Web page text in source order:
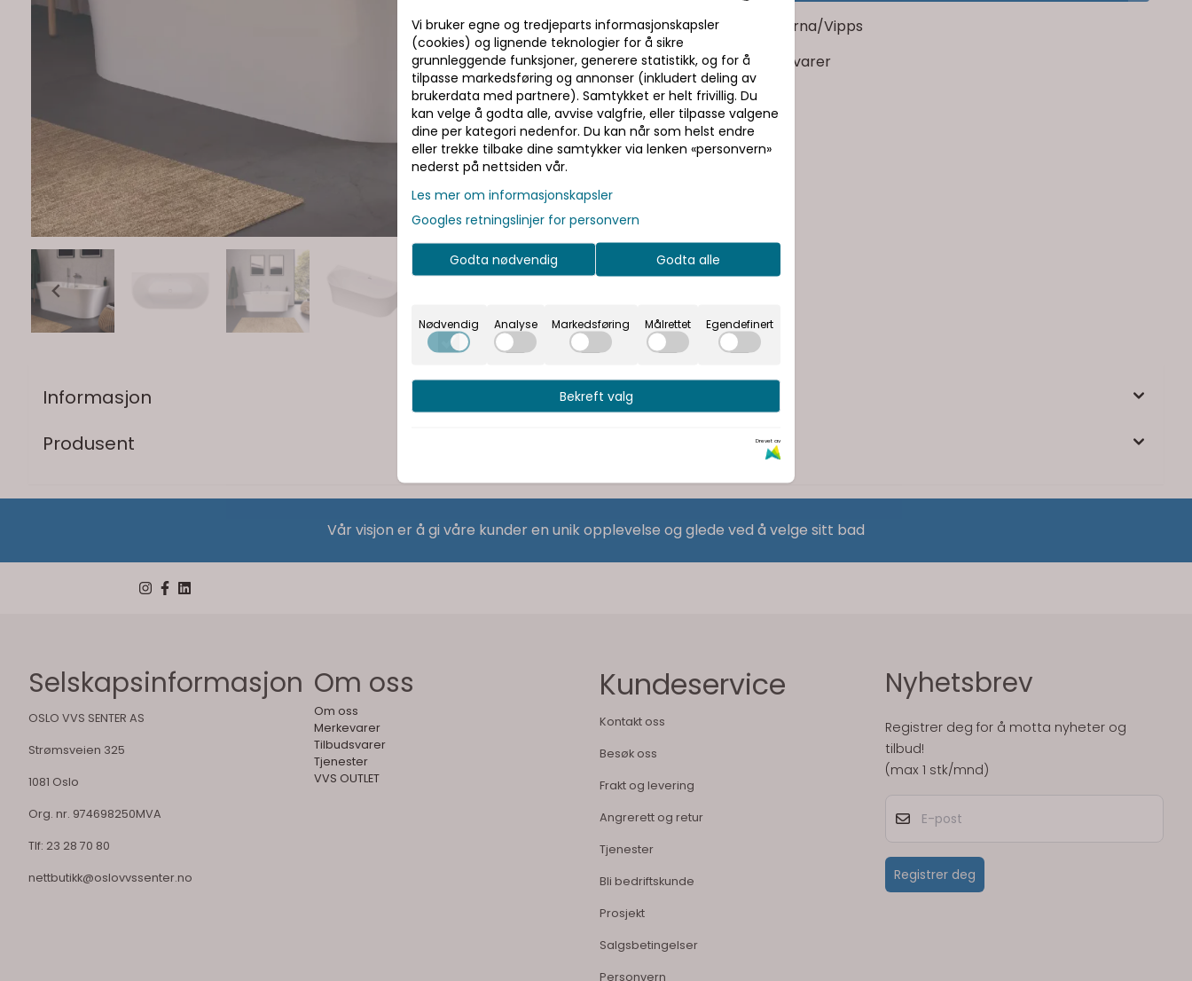
Trygg handel med Klarna/Vipps
Rask levering av lagervarer
Halv pris på frakt
Informasjon
Produsent
Vår visjon er å gi våre kunder en unik opplevelse og glede ved å velge sitt bad
Selskapsinformasjon
OSLO VVS SENTER AS
Strømsveien 325
1081 Oslo
Org. nr. 974698250MVA
Tlf: 23 28 70 80
nettbutikk@oslovvssenter.no
Om oss
Om oss
Merkevarer
Tilbudsvarer
Tjenester
VVS OUTLET
Kundeservice
Kontakt oss
Besøk oss
Frakt og levering
Angrerett og retur
Tjenester
Bli bedriftskunde
Prosjekt
Salgsbetingelser
Personvern
Nyhetsbrev
Registrer deg for å motta nyheter og
tilbud!
(max 1 stk/mnd)
Registrer deg
Vi bruker egne og tredjeparts informasjonskapsler
(cookies) og lignende teknologier for å sikre
grunnleggende funksjoner, generere statistikk, og for å
tilpasse markedsføring og annonser (inkludert deling av
brukerdata med partnere). Samtykket er helt frivillig. Du
kan velge å godta alle, avvise valgfrie, eller tilpasse valgene
dine per kategori nedenfor. Du kan når som helst endre
eller trekke tilbake dine samtykker via lenken «personvern»
nederst på nettsiden vår.
Les mer om informasjonskapsler
Googles retningslinjer for personvern
Godta nødvendig Godta alle
Nødvendig Analyse Markedsføring Målrettet Egendefinert
Bekreft valg
Drevet av